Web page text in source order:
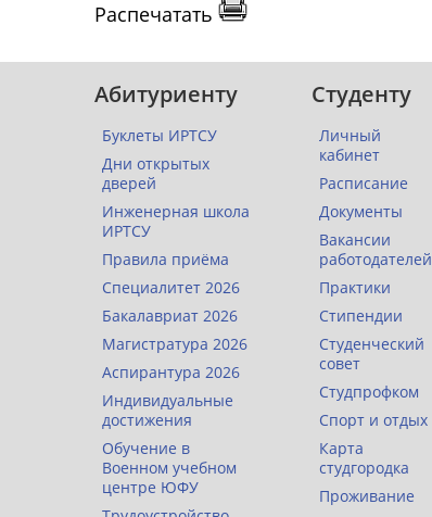
Распечатать
Абитуриенту
Буклеты ИРТСУ
Дни открытых
дверей
Инженерная школа
ИРТСУ
Правила приёма
Специалитет 2026
Бакалавриат 2026
Магистратура 2026
Аспирантура 2026
Индивидуальные
достижения
Обучение в
Военном учебном
центре ЮФУ
Студенту
Личный
кабинет
Расписание
Документы
Вакансии
работодателей
Практики
Стипендии
Студенческий
совет
Студпрофком
Спорт и отдых
Карта
студгородка
Проживание